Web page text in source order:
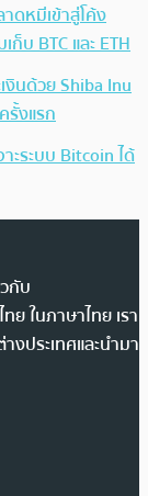
หมีเข้าสู่โค้ง
บ BTC และ ETH
งินด้วย Shiba Inu
รั้งแรก
ะระบบ Bitcoin ได้
กับ
ย ในภาษาไทย เรา
งประเทศและนำมา